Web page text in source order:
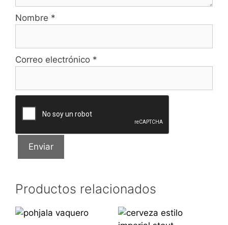
Nombre *
Correo electrónico *
Productos relacionados